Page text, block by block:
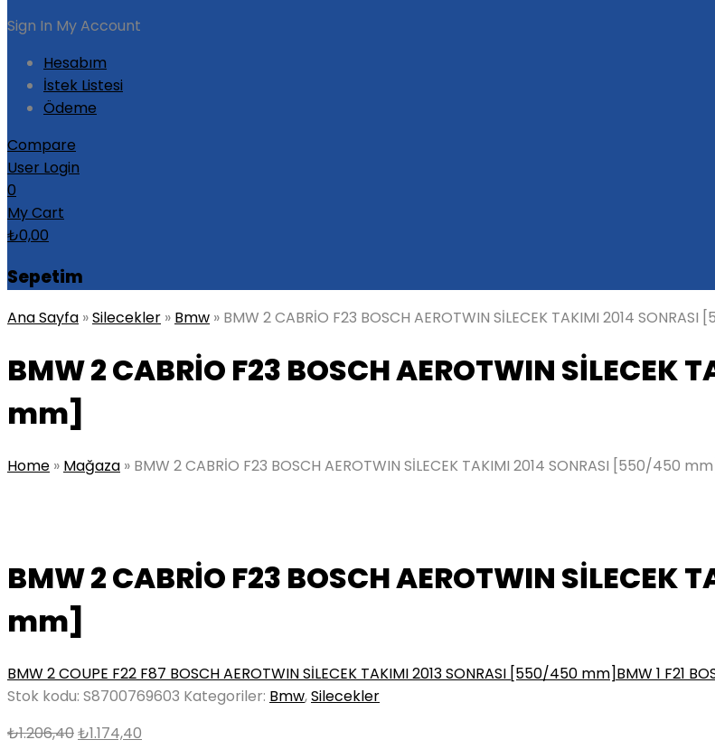
Sign In My Account
Hesabım
İstek Listesi
Ödeme
Compare
User Login
0
My Cart
₺0,00
Sepetim
Ana Sayfa »Silecekler » Bmw » BMW 2 CABRİO F23 BOSCH AEROTWIN SİLECEK TAKIMI 2014
BMW 2 CABRİO F23 BOSCH AEROTWIN
mm]
Home » Mağaza » BMW 2 CABRİO F23 BOSCH AEROTWIN SİLECEK TAKIMI 2014 SONRASI [550/450 mm]
BMW 2 CABRİO F23 BOSCH AEROTWIN
mm]
BMW 2 COUPE F22 F87 BOSCH AEROTWIN SİLECEK TAKIMI 2013 SONRASI [550/450 mm]BMW 1 F21
Stok kodu: S8700769603 Kategoriler: Bmw,Silecekler
₺1.206,40Orijinal
₺1.174,40